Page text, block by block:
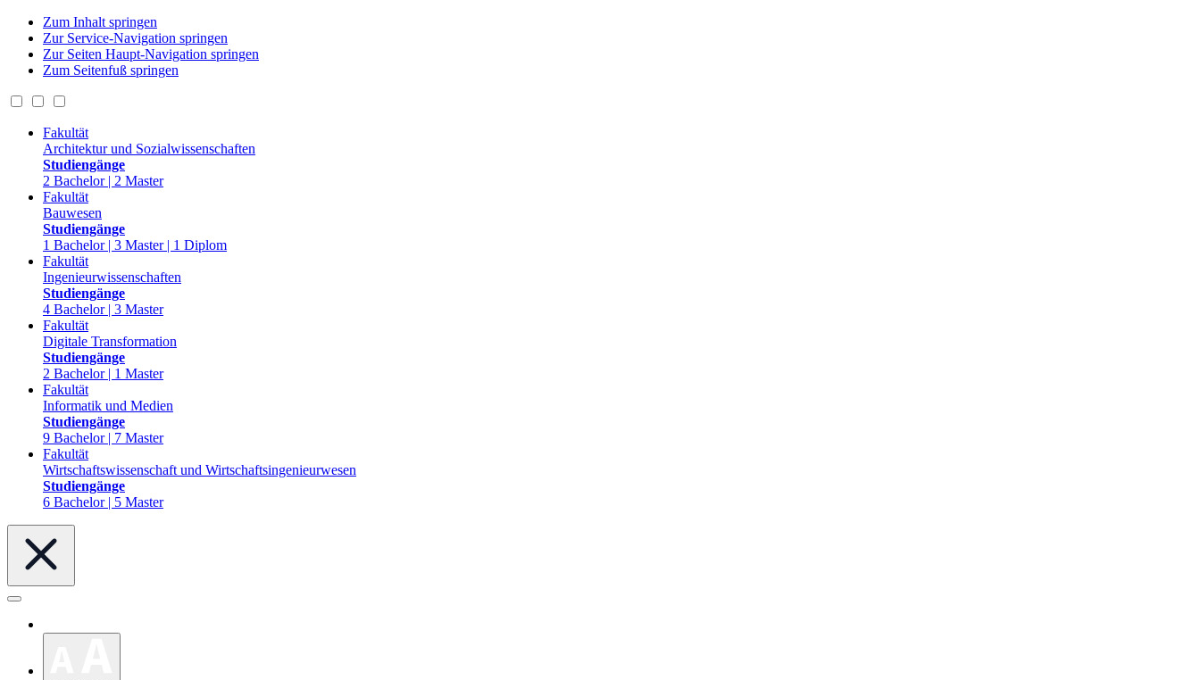
Zum Inhalt springen
Zur Service-Navigation springen
Zur Seiten Haupt-Navigation springen
Zum Seitenfuß springen
Fakultät
Architektur und Sozialwissenschaften
Studiengänge
2 Bachelor | 2 Master
Fakultät
Bauwesen
Studiengänge
1 Bachelor | 3 Master | 1 Diplom
Fakultät
Ingenieurwissenschaften
Studiengänge
4 Bachelor | 3 Master
Fakultät
Digitale Transformation
Studiengänge
2 Bachelor | 1 Master
Fakultät
Informatik und Medien
Studiengänge
9 Bachelor | 7 Master
Fakultät
Wirtschaftswissenschaft und Wirtschaftsingenieurwesen
Studiengänge
6 Bachelor | 5 Master